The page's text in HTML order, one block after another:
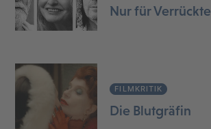
Nur für Verrückte
FILMKRITIK
Die Blutgräfin